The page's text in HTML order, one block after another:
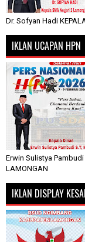
Dr. Sofyan Hadi
IKLAN UCAPAN HPN
Erwin Sulistya Pambudi
LAMONGAN
IKLAN DISPLAY